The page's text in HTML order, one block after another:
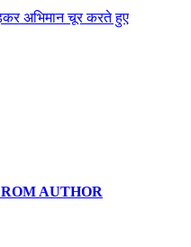
अभिमान चूर करते हुए
AUTHOR